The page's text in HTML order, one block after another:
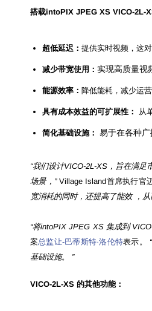
搭载intoPIX JPEG XS VICO-2L-
超低延迟： 提供实时视频，这
减少带宽使用： 实现高质量视
能源效率： 降低能耗，减少运
具有成本效益的可扩展性： 从
简化基础设施： 易于在各种广
“我们设计VICO-2L-XS，旨在满
场景， ”Village Island首席执行官
宽消耗的同时，还提高了能效，从
“将intoPIX JPEG XS 集成到
案总监让-巴蒂斯特·洛伦特表示。
基础设施。 ”
VICO-2L-XS 的其他功能：